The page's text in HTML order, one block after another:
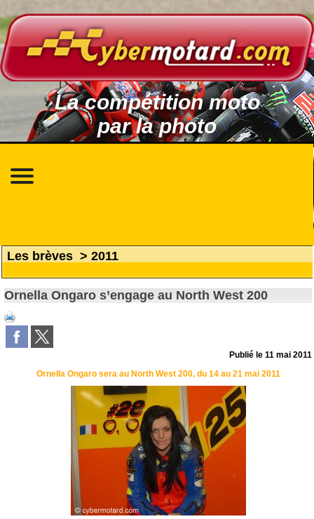
La compétition moto
par la photo
Les brèves > 2011
Ornella Ongaro s’engage au North West 200
Publié le11 mai 2011
Ornella Ongaro sera au North West 200, du 14 au 21 mai 2011